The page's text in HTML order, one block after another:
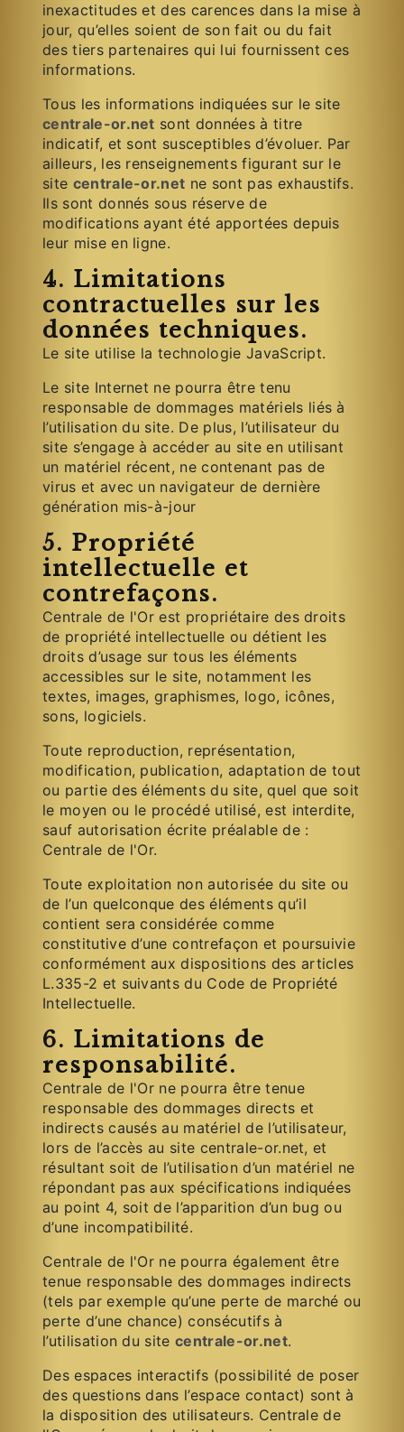
inexactitudes et des carences dans la mise à
jour, qu’elles soient de son fait ou du fait
des tiers partenaires qui lui fournissent ces
informations.
Tous les informations indiquées sur le site
centrale-or.net sont données à titre
indicatif, et sont susceptibles d’évoluer. Par
ailleurs, les renseignements figurant sur le
site centrale-or.net ne sont pas exhaustifs.
Ils sont donnés sous réserve de
modifications ayant été apportées depuis
leur mise en ligne.
4. Limitations
contractuelles sur les
données techniques.
Le site utilise la technologie JavaScript.
Le site Internet ne pourra être tenu
responsable de dommages matériels liés à
l’utilisation du site. De plus, l’utilisateur du
site s’engage à accéder au site en utilisant
un matériel récent, ne contenant pas de
virus et avec un navigateur de dernière
génération mis-à-jour
5. Propriété
intellectuelle et
contrefaçons.
Centrale de l'Or est propriétaire des droits
de propriété intellectuelle ou détient les
droits d’usage sur tous les éléments
accessibles sur le site, notamment les
textes, images, graphismes, logo, icônes,
sons, logiciels.
Toute reproduction, représentation,
modification, publication, adaptation de tout
ou partie des éléments du site, quel que soit
le moyen ou le procédé utilisé, est interdite,
sauf autorisation écrite préalable de :
Centrale de l'Or.
Toute exploitation non autorisée du site ou
de l’un quelconque des éléments qu’il
contient sera considérée comme
constitutive d’une contrefaçon et poursuivie
conformément aux dispositions des articles
L.335-2 et suivants du Code de Propriété
Intellectuelle.
6. Limitations de
responsabilité.
Centrale de l'Or ne pourra être tenue
responsable des dommages directs et
indirects causés au matériel de l’utilisateur,
lors de l’accès au site centrale-or.net, et
résultant soit de l’utilisation d’un matériel ne
répondant pas aux spécifications indiquées
au point 4, soit de l’apparition d’un bug ou
d’une incompatibilité.
Centrale de l'Or ne pourra également être
tenue responsable des dommages indirects
(tels par exemple qu’une perte de marché ou
perte d’une chance) consécutifs à
l’utilisation du sitecentrale-or.net.
Des espaces interactifs (possibilité de poser
des questions dans l’espace contact) sont à
la disposition des utilisateurs. Centrale de